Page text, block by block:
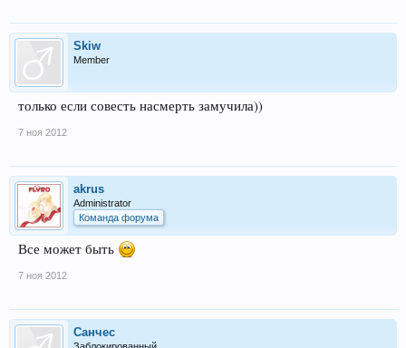
Skiw
Member
только если совесть насмерть замучила))
7 ноя 2012
akrus
Administrator
Команда форума
Все может быть
7 ноя 2012
Санчес